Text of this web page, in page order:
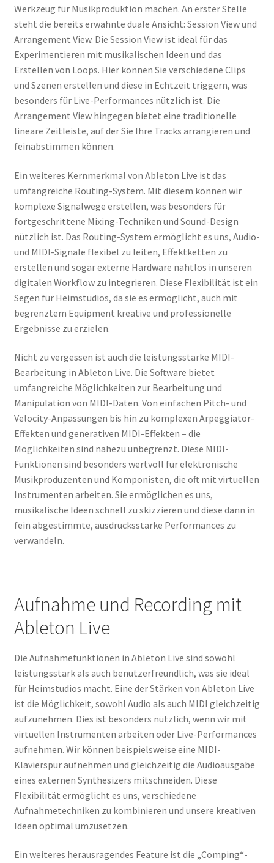
Werkzeug für Musikproduktion machen. An erster Stelle
steht die bereits erwähnte duale Ansicht: Session View und
Arrangement View. Die Session View ist ideal für das
Experimentieren mit musikalischen Ideen und das
Erstellen von Loops. Hier können Sie verschiedene Clips
und Szenen erstellen und diese in Echtzeit triggern, was
besonders für Live-Performances nützlich ist. Die
Arrangement View hingegen bietet eine traditionelle
lineare Zeitleiste, auf der Sie Ihre Tracks arrangieren und
feinabstimmen können.
Ein weiteres Kernmerkmal von Ableton Live ist das
umfangreiche Routing-System. Mit diesem können wir
komplexe Signalwege erstellen, was besonders für
fortgeschrittene Mixing-Techniken und Sound-Design
nützlich ist. Das Routing-System ermöglicht es uns, Audio-
und MIDI-Signale flexibel zu leiten, Effektketten zu
erstellen und sogar externe Hardware nahtlos in unseren
digitalen Workflow zu integrieren. Diese Flexibilität ist ein
Segen für Heimstudios, da sie es ermöglicht, auch mit
begrenztem Equipment kreative und professionelle
Ergebnisse zu erzielen.
Nicht zu vergessen ist auch die leistungsstarke MIDI-
Bearbeitung in Ableton Live. Die Software bietet
umfangreiche Möglichkeiten zur Bearbeitung und
Manipulation von MIDI-Daten. Von einfachen Pitch- und
Velocity-Anpassungen bis hin zu komplexen Arpeggiator-
Effekten und generativen MIDI-Effekten – die
Möglichkeiten sind nahezu unbegrenzt. Diese MIDI-
Funktionen sind besonders wertvoll für elektronische
Musikproduzenten und Komponisten, die oft mit virtuellen
Instrumenten arbeiten. Sie ermöglichen es uns,
musikalische Ideen schnell zu skizzieren und diese dann in
fein abgestimmte, ausdrucksstarke Performances zu
verwandeln.
Aufnahme und Recording mit
Ableton Live
Die Aufnahmefunktionen in Ableton Live sind sowohl
leistungsstark als auch benutzerfreundlich, was sie ideal
für Heimstudios macht. Eine der Stärken von Ableton Live
ist die Möglichkeit, sowohl Audio als auch MIDI gleichzeitig
aufzunehmen. Dies ist besonders nützlich, wenn wir mit
virtuellen Instrumenten arbeiten oder Live-Performances
aufnehmen. Wir können beispielsweise eine MIDI-
Klavierspur aufnehmen und gleichzeitig die Audioausgabe
eines externen Synthesizers mitschneiden. Diese
Flexibilität ermöglicht es uns, verschiedene
Aufnahmetechniken zu kombinieren und unsere kreativen
Ideen optimal umzusetzen.
Ein weiteres herausragendes Feature ist die „Comping“-